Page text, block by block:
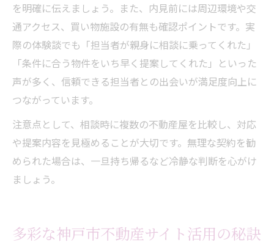
を明確に伝えましょう。また、内見前には周辺環境や交
通アクセス、買い物施設の有無も確認ポイントです。実
際の体験談でも「担当者が親身に相談に乗ってくれた」
「条件に合う物件をいち早く提案してくれた」といった
声が多く、信頼できる担当者との出会いが満足度向上に
つながっています。
注意点として、相談時に複数の不動産屋を比較し、対応
や提案内容を見極めることが大切です。無理な契約を勧
められた場合は、一旦持ち帰るなど冷静な判断を心がけ
ましょう。
多彩な神戸市不動産サイト活用の秘訣